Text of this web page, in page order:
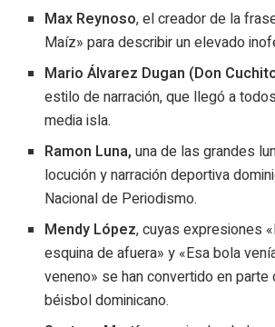
Max Reynoso, el creador de la
Maíz» para describir un elevado
Mario Álvarez Dugan (Don
estilo de narración, que llegó a
media isla.
Ramon Luna,una de las grandes
locución y narración deportiva
Nacional de Periodismo.
Mendy López, cuyas expresiones
esquina de afuera» y «Esa bola
veneno» se han convertido en
béisbol dominicano.